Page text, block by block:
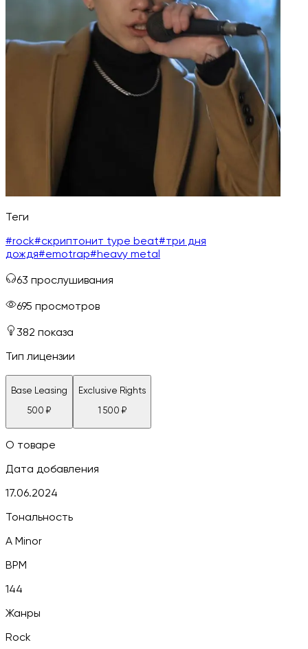
Теги
#rock#скриптонит type beat#три дня
дождя#emotrap#heavy metal
63 прослушивания
695 просмотров
382 показа
Тип лицензии
Base Leasing
500 ₽
Exclusive Rights
1 500 ₽
О товаре
Дата добавления
17.06.2024
Тональность
A Minor
BPM
144
Жанры
Rock